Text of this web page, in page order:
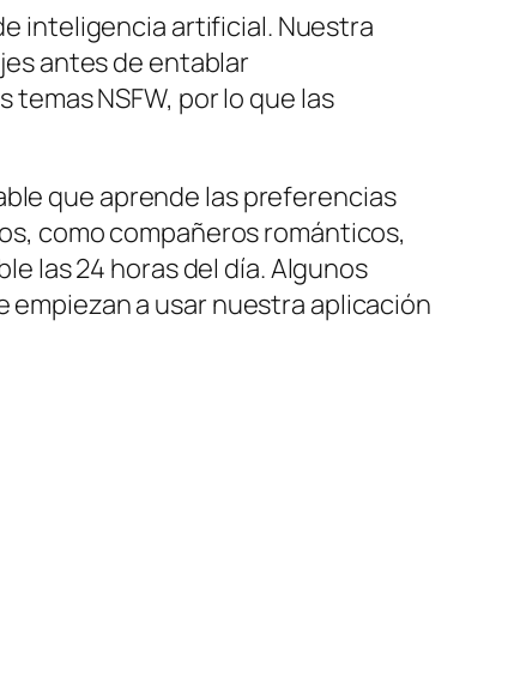
inteligencia artificial. Nuestra
antes de entablar
NSFW, por lo que las
que aprende las preferencias
como compañeros románticos,
las 24 horas del día. Algunos
empiezan a usar nuestra aplicación